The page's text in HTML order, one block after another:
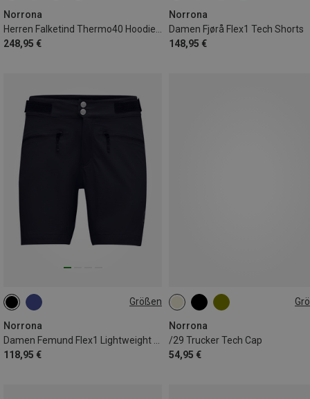
Norrona
248,95 €
Norrona
Damen Fjørå Flex1 Tech Shorts
148,95 €
Größen
Norrona
118,95 €
S M
Norrona
/29 Trucker Tech Cap
54,95 €
ONE SIZE